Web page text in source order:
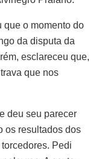
que o momento do
da disputa da
esclareceu que,
que nos
deu seu parecer
os resultados dos
Pedi